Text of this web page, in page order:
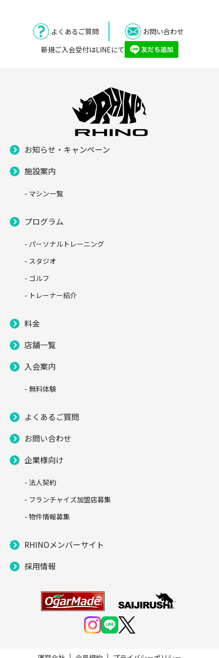
よくあるご質問
お問い合わせ
新規ご入会受付はLINEにて
お知らせ・キャンペーン
施設案内
- マシン一覧
プログラム
- パーソナルトレーニング
- スタジオ
- ゴルフ
- トレーナー紹介
料金
店舗一覧
入会案内
- 無料体験
よくあるご質問
お問い合わせ
企業様向け
- 法人契約
- フランチャイズ加盟店募集
- 物件情報募集
RHINOメンバーサイト
採用情報